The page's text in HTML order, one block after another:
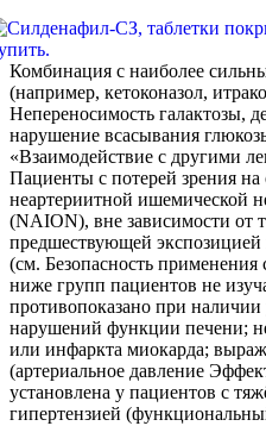
Комбинация с наиболее
(например, кетоконазол,
Непереносимость галактозы,
нарушение всасывания
«Взаимодействие с другими
Пациенты с потерей зрения
неартериитной ишемической
(NAION), вне зависимости от
предшествующей
(см. Безопасность
ниже групп пациентов не
противопоказано при
нарушений функции печени;
или инфаркта миокарда;
(артериальное давление
установлена у пациентов с
гипертензией